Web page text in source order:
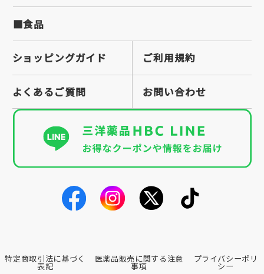
■食品
ショッピングガイド ご利用規約
よくあるご質問 お問い合わせ
特定商取引法に基づく
表記
医薬品販売に関する注意
事項
プライバシーポリ
シー